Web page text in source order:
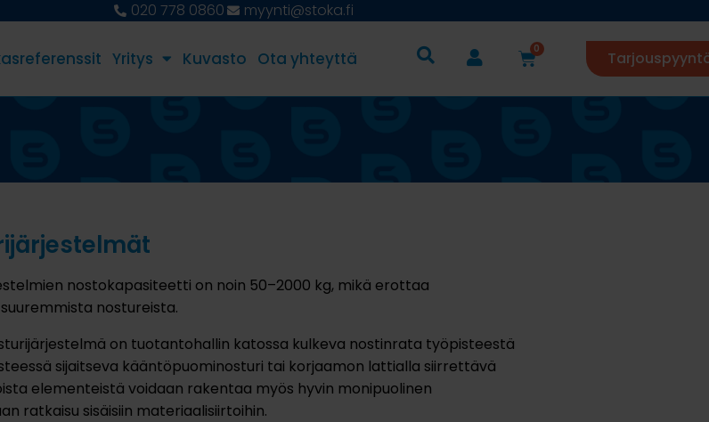
020 778 0860 myynti@stoka.fi
Yritys Kuvasto Ota yhteyttä 0
nostokapasiteetti on noin 50–2000 kg, mikä erottaa
nostureista.
on tuotantohallin katossa kulkeva nostinrata työpisteestä
sijaitseva kääntöpuominosturi tai korjaamon lattialla siirrettävä
elementeistä voidaan rakentaa myös hyvin monipuolinen
ratkaisu sisäisiin materiaalisiirtoihin.